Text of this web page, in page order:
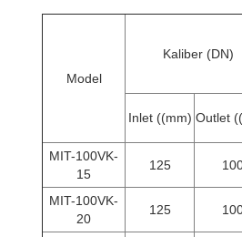
Model
Kaliber (DN)
Inlet ((mm) Outlet
MIT-100VK-
15
125
MIT-100VK-
20
125